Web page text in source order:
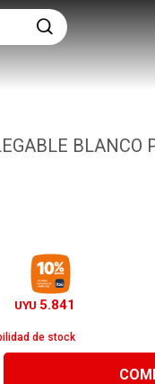
BLANCO
UYU 5.841
de stock